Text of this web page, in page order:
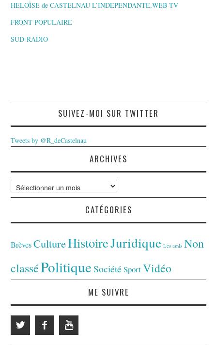
HELOÏSE de CASTELNAU L’INDEPENDANTE,WEB TV
FRONT POPULAIRE
SUD-RADIO
SUIVEZ-MOI SUR TWITTER
Tweets by @R_deCastelnau
ARCHIVES
Archives
CATÉGORIES
Brèves CultureHistoireJuridique Les amis Non
classéPolitiqueSociété SportVidéo
ME SUIVRE